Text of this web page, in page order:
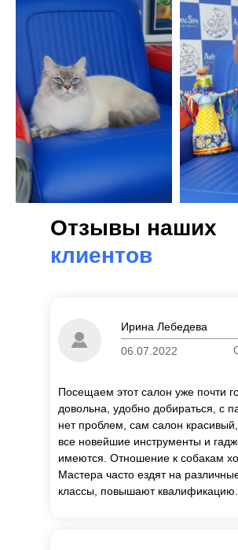
Отзывы наших
клиентов
Ирина Лебедева
06.07.2022
Посещаем этот салон уже почти
довольна, удобно добираться, с
нет проблем, сам салон
все новейшие инструменты и
имеются. Отношение к собакам
Мастера часто ездят на
классы, повышают квалификацию.